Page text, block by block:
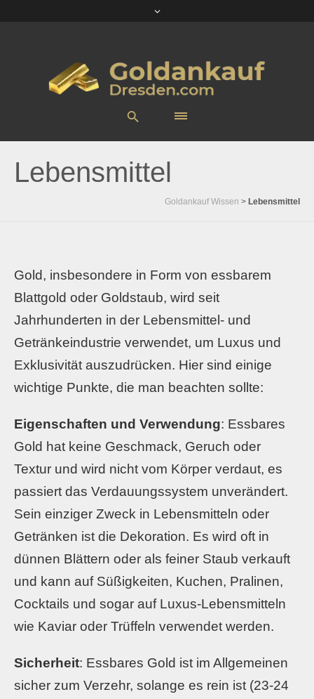
Lebensmittel
Goldankauf Wissen > Lebensmittel
Gold, insbesondere in Form von essbarem
Blattgold oder Goldstaub, wird seit
Jahrhunderten in der Lebensmittel- und
Getränkeindustrie verwendet, um Luxus und
Exklusivität auszudrücken. Hier sind einige
wichtige Punkte, die man beachten sollte:
Eigenschaften und Verwendung: Essbares
Gold hat keine Geschmack, Geruch oder
Textur und wird nicht vom Körper verdaut, es
passiert das Verdauungssystem unverändert.
Sein einziger Zweck in Lebensmitteln oder
Getränken ist die Dekoration. Es wird oft in
dünnen Blättern oder als feiner Staub verkauft
und kann auf Süßigkeiten, Kuchen, Pralinen,
Cocktails und sogar auf Luxus-Lebensmitteln
wie Kaviar oder Trüffeln verwendet werden.
Sicherheit: Essbares Gold ist im Allgemeinen
sicher zum Verzehr, solange es rein ist (23-24